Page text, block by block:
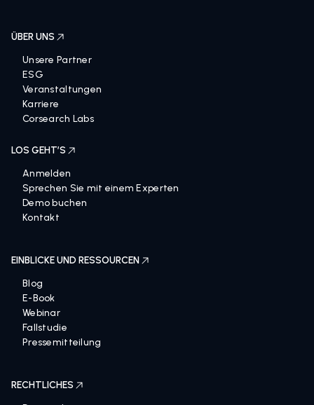
ÜBER UNS
Unsere Partner
ESG
Veranstaltungen
Karriere
Corsearch Labs
LOS GEHT’S
Anmelden
Sprechen Sie mit einem Experten
Demo buchen
Kontakt
EINBLICKE UND RESSOURCEN
Blog
E-Book
Webinar
Fallstudie
Pressemitteilung
RECHTLICHES